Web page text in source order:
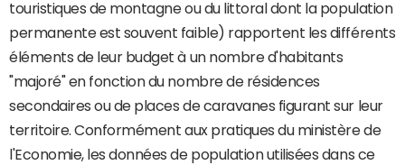
touristiques de montagne ou du littoral dont la population
permanente est souvent faible) rapportent les différents
éléments de leur budget à un nombre d'habitants
"majoré" en fonction du nombre de résidences
secondaires ou de places de caravanes figurant sur leur
territoire. Conformément aux pratiques du ministère de
l'Economie, les données de population utilisées dans ce